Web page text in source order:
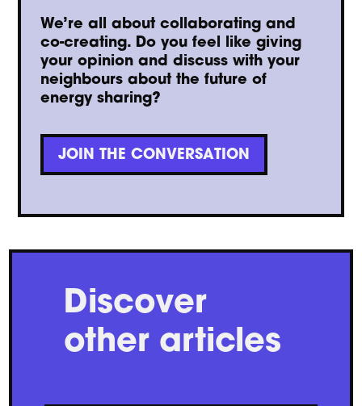
We’re all about collaborating and
co-creating. Do you feel like giving
your opinion and discuss with your
neighbours about the future of
energy sharing?
JOIN THE CONVERSATION
Discover
other articles